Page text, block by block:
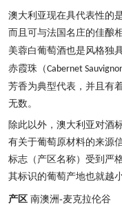
澳大利亚现在具代表性的
而且可与法国名庄的佳酿
美蓉白葡萄酒也是风格独
赤霞珠（Cabernet
芳香为典型代表，并且有
无数。
除此以外，澳大利亚对酒
有关于葡萄原材料的来源
标志（产区名称）受到严
其标识的葡萄产地也就越
产区 南澳洲-麦克拉伦谷